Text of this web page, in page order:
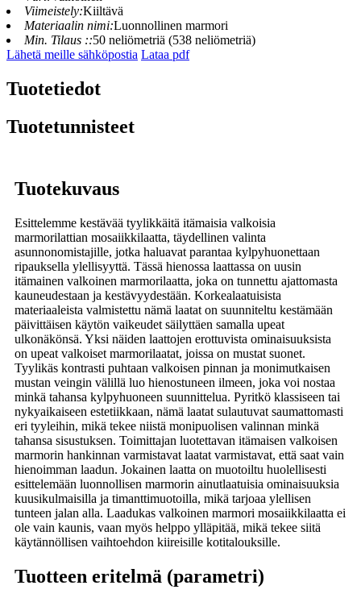
Viimeistely:Kiiltävä
Materiaalin nimi:Luonnollinen marmori
Min. Tilaus ::50 neliömetriä (538 neliömetriä)
Lähetä meille sähköpostia Lataa pdf
Tuotetiedot
Tuotetunnisteet
Tuotekuvaus
Esittelemme kestävää tyylikkäitä itämaisia ​​valkoisia
marmorilattian mosaiikkilaatta, täydellinen valinta
asunnonomistajille, jotka haluavat parantaa kylpyhuonettaan
ripauksella ylellisyyttä. Tässä hienossa laattassa on uusin
itämainen valkoinen marmorilaatta, joka on tunnettu ajattomasta
kauneudestaan ​​ja kestävyydestään. Korkealaatuisista
materiaaleista valmistettu nämä laatat on suunniteltu kestämään
päivittäisen käytön vaikeudet säilyttäen samalla upeat
ulkonäkönsä. Yksi näiden laattojen erottuvista ominaisuuksista
on upeat valkoiset marmorilaatat, joissa on mustat suonet.
Tyylikäs kontrasti puhtaan valkoisen pinnan ja monimutkaisen
mustan veingin välillä luo hienostuneen ilmeen, joka voi nostaa
minkä tahansa kylpyhuoneen suunnittelua. Pyritkö klassiseen tai
nykyaikaiseen estetiikkaan, nämä laatat sulautuvat saumattomasti
eri tyyleihin, mikä tekee niistä monipuolisen valinnan minkä
tahansa sisustuksen. Toimittajan luotettavan itämaisen valkoisen
marmorin hankinnan varmistavat laatat varmistavat, että saat vain
hienoimman laadun. Jokainen laatta on muotoiltu huolellisesti
esittelemään luonnollisen marmorin ainutlaatuisia ominaisuuksia
kuusikulmaisilla ja timanttimuotoilla, mikä tarjoaa ylellisen
tunteen jalan alla. Laadukas valkoinen marmori mosaiikkilaatta ei
ole vain kaunis, vaan myös helppo ylläpitää, mikä tekee siitä
käytännöllisen vaihtoehdon kiireisille kotitalouksille.
Tuotteen eritelmä (parametri)